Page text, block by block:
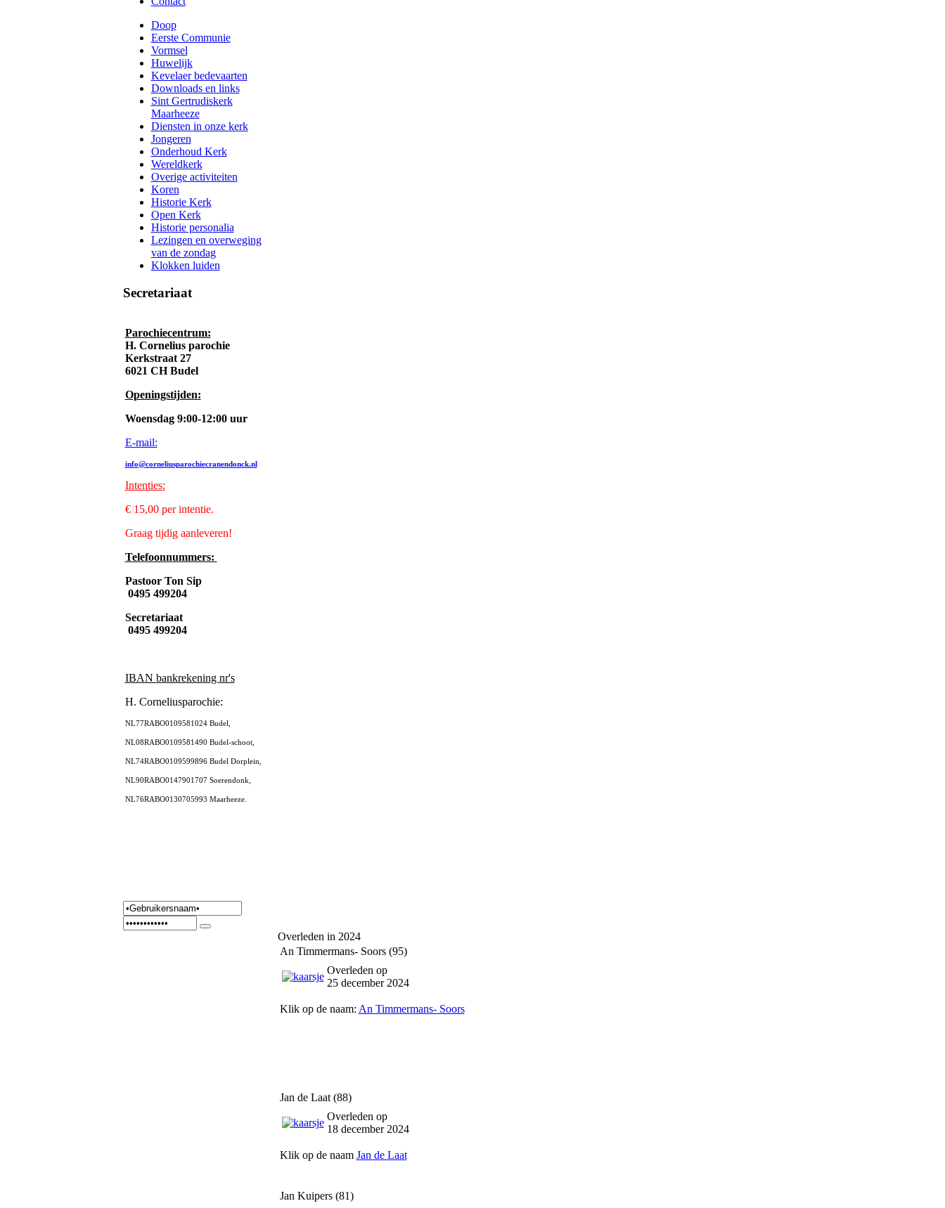
Doop
Eerste Communie
Vormsel
Huwelijk
Kevelaer bedevaarten
Downloads en links
Sint Gertrudiskerk
Maarheeze
Diensten in onze kerk
Jongeren
Onderhoud Kerk
Wereldkerk
Overige activiteiten
Koren
Historie Kerk
Open Kerk
Historie personalia
Lezingen en overweging
van de zondag
Klokken luiden
Secretariaat
Parochiecentrum:
H. Cornelius parochie
Kerkstraat 27
6021 CH Budel
Openingstijden:
Woensdag 9:00-12:00 uur
E-mail:
info@corneliusparochiecranendonck.nl
Intenties:
€ 15,00 per intentie.
Graag tijdig aanleveren!
Telefoonnummers:
Pastoor Ton Sip
0495 499204
Secretariaat
0495 499204
IBAN bankrekening nr's
H. Corneliusparochie:
NL77RABO0109581024 Budel,
NL08RABO0109581490 Budel-schoot,
NL74RABO0109599896 Budel Dorplein,
NL90RABO0147901707 Soerendonk,
NL76RABO0130705993 Maarheeze.
Overleden in 2024
An Timmermans- Soors (95)
Overleden op
25 december 2024
Klik op de naam: An Timmermans- Soors
Jan de Laat (88)
Overleden op
18 december 2024
Klik op de naam Jan de Laat
Jan Kuipers (81)